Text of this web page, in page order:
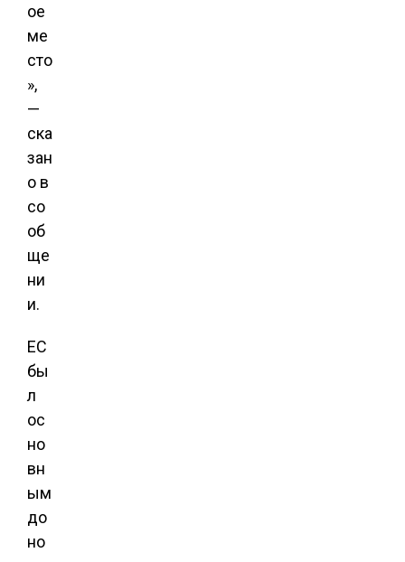
ое
ме
сто
»,
—
ска
зан
о в
со
об
ще
ни
и.
ЕС
бы
л
ос
но
вн
ым
до
но